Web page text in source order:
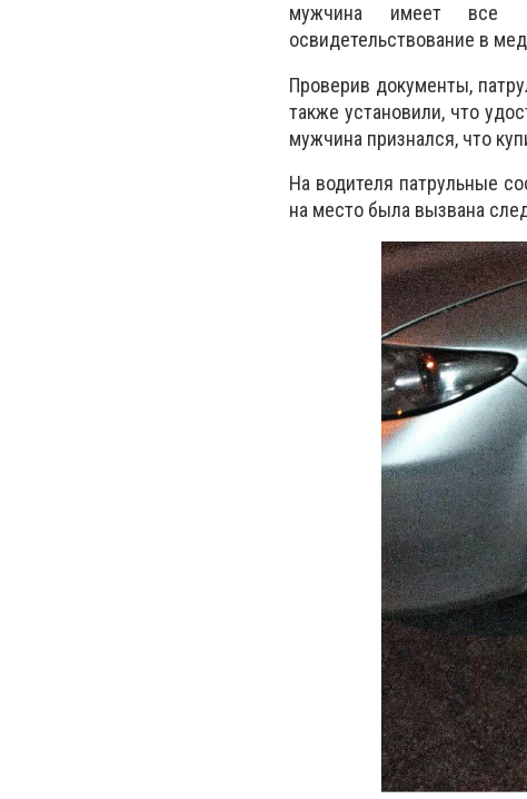
мужчина имеет все
освидетельствование в
Проверив документы,
также установили, что
мужчина признался, что
На водителя патрульные
на место была вызвана